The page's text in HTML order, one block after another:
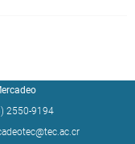
2550-9194